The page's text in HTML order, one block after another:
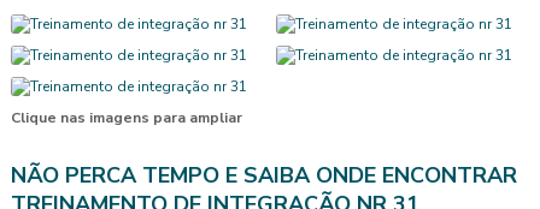
Clique nas imagens para ampliar
NÃO PERCA TEMPO E SAIBA ONDE ENCONTRAR